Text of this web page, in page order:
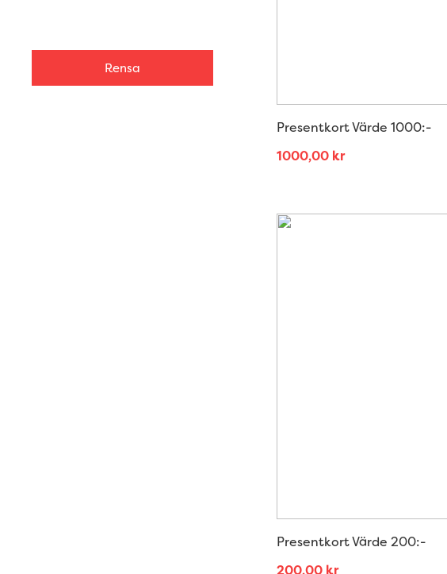
Rensa
Presentkort Värde 1000:-
1000,00 kr
Presentkort Värde 200:-
200,00 kr